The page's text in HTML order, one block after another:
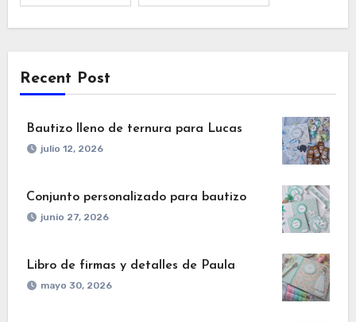
Recent Post
Bautizo lleno de ternura para Lucas
julio 12, 2026
Conjunto personalizado para bautizo
junio 27, 2026
Libro de firmas y detalles de Paula
mayo 30, 2026